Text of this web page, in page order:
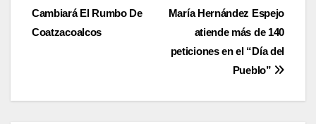
de
entradas
María Hernández Espejo
atiende más de 140
peticiones en el “Día del
Pueblo”
Cambiará El Rumbo De
Coatzacoalcos